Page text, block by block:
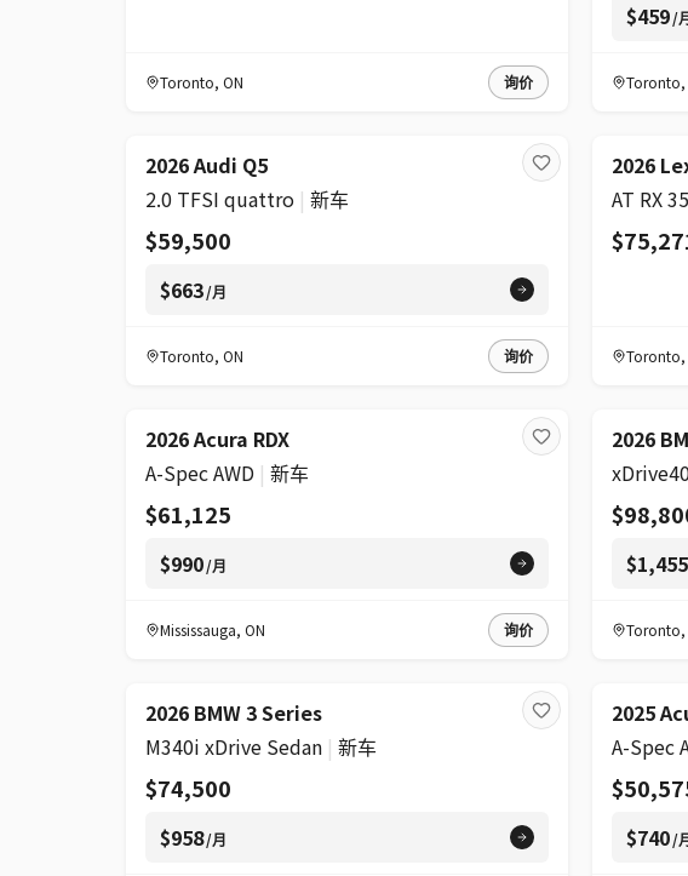
Toronto, ON 询价
$459/
Toronto
2026 Audi Q5
2.0 TFSI quattro | 新车
$59,500
$663/月
Toronto, ON 询价
2026
AT RX
Toronto
2026 Acura RDX
A-Spec AWD | 新车
$61,125
$990/月
Mississauga, ON 询价
2026
$1,455
Toronto
2026 BMW 3 Series
M340i xDrive Sedan | 新车
$74,500
$958/月
2025
A-Spec
$740/